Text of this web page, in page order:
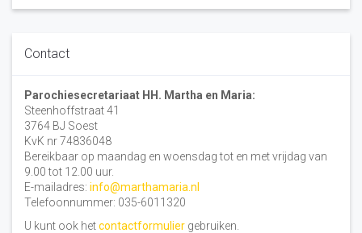
Contact
Parochiesecretariaat HH. Martha en Maria:
Steenhoffstraat 41
3764 BJ Soest
KvK nr 74836048
Bereikbaar op maandag en woensdag tot en met vrijdag van
9.00 tot 12.00 uur.
E-mailadres: info@marthamaria.nl
Telefoonnummer: 035-6011320
U kunt ook hetcontactformulier gebruiken.